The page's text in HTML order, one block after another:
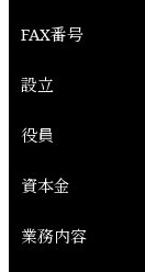
FAX番号
設立
役員
資本金
業務内容